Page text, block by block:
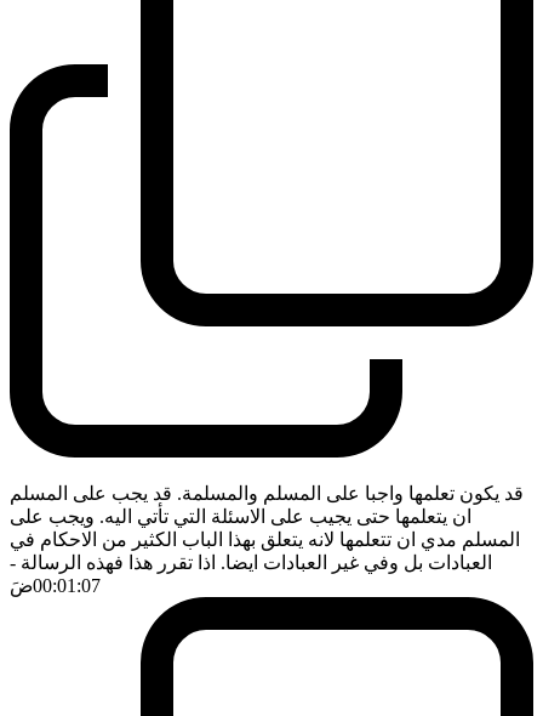
قد يكون تعلمها واجبا على المسلم والمسلمة. قد يجب على المسلم
ان يتعلمها حتى يجيب على الاسئلة التي تأتي اليه. ويجب على
المسلم مدي ان تتعلمها لانه يتعلق بهذا الباب الكثير من الاحكام في
العبادات بل وفي غير العبادات ايضا. اذا تقرر هذا فهذه الرسالة -
00:01:07ضَ